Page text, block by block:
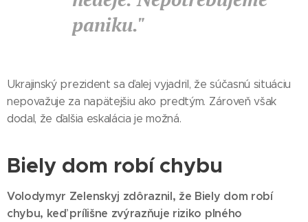
paniku."
Ukrajinský prezident sa ďalej vyjadril, že súčasnú situáciu
nepovažuje za napätejšiu ako predtým. Zároveň však
dodal, že ďalšia eskalácia je možná.
Biely dom robí chybu
Volodymyr Zelenskyj zdôraznil, že Biely dom robí
chybu, keď prílišne zvýrazňuje riziko plného